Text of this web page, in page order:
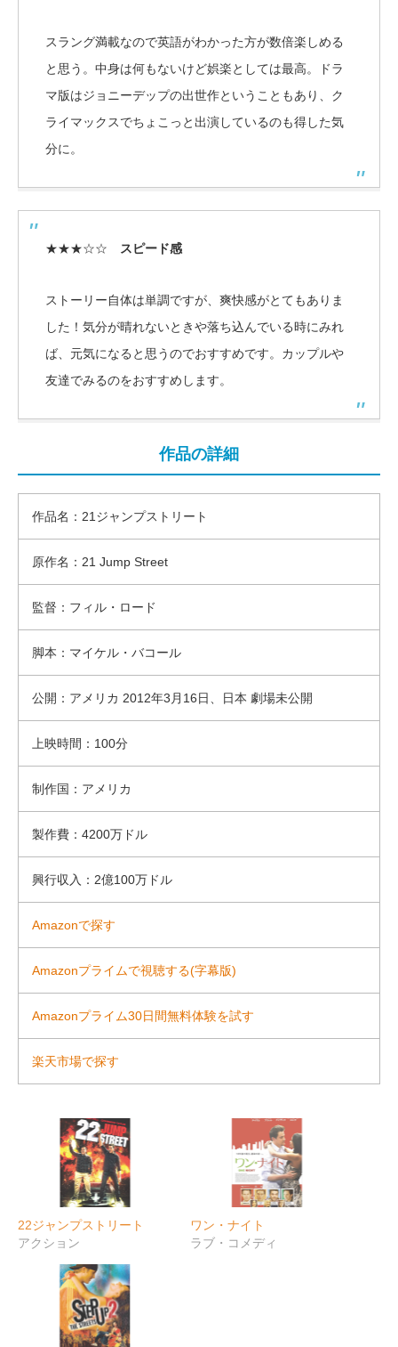
スラング満載なので英語がわかった方が数倍楽しめる
と思う。中身は何もないけど娯楽としては最高。ドラ
マ版はジョニーデップの出世作ということもあり、ク
ライマックスでちょこっと出演しているのも得した気
分に。
★★★☆☆ スピード感
ストーリー自体は単調ですが、爽快感がとてもありま
した！気分が晴れないときや落ち込んでいる時にみれ
ば、元気になると思うのでおすすめです。カップルや
友達でみるのをおすすめします。
作品の詳細
作品名：21ジャンプストリート
原作名：21 Jump Street
監督：フィル・ロード
脚本：マイケル・バコール
公開：アメリカ 2012年3月16日、日本 劇場未公開
上映時間：100分
制作国：アメリカ
製作費：4200万ドル
興行収入：2億100万ドル
Amazonで探す
Amazonプライムで視聴する(字幕版)
Amazonプライム30日間無料体験を試す
楽天市場で探す
22ジャンプストリート
アクション
ワン・ナイト
ラブ・コメディ